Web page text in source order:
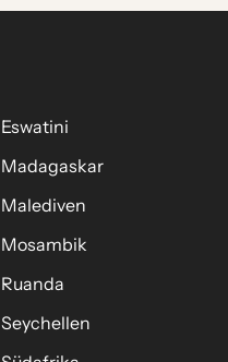
Eswatini
Madagaskar
Malediven
Mosambik
Ruanda
Seychellen